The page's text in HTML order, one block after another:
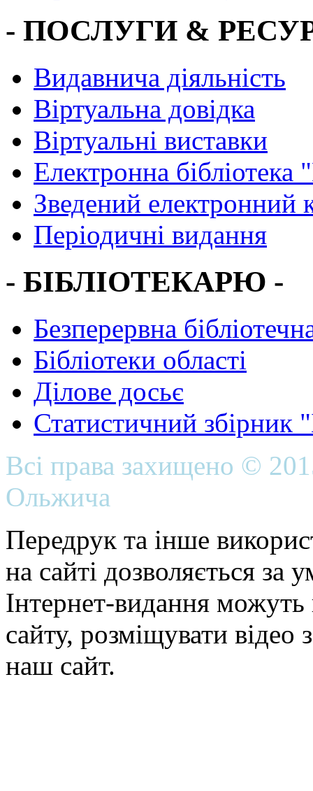
- ПОСЛУГИ &
Видавнича діяльність
Віртуальна довідка
Віртуальні виставки
Електронна
Зведений електронний
Періодичні видання
- БІБЛІОТЕКАРЮ -
Безперервна
Бібліотеки області
Ділове досьє
Статистичний
Всі права захищено ©
Ольжича
Передрук та інше
на сайті дозволяється
Інтернет-видання можуть
сайту, розміщувати відео
наш сайт.